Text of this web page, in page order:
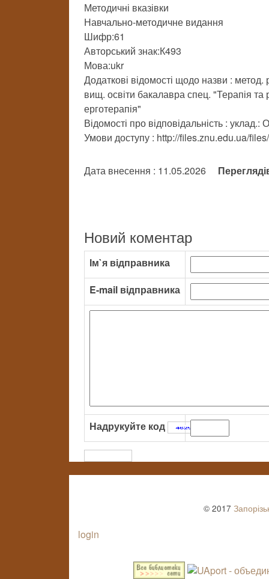
Методичні вказівки
Навчально-методичне видання
Шифр:61
Авторський знак:К493
Мова:ukr
Додаткові відомості щодо назви :
вищ. освіти бакалавра спец. "Терапія та
ерготерапія"
Відомості про відповідальність :
Умови доступу : http://files.znu.edu.ua/
Дата внесення : 11.05.2026
Новий коментар
Ім`я відправника
E-mail відправника
Надрукуйте код
© 2017
login